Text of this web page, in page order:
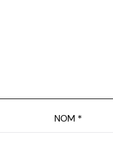
NOM *